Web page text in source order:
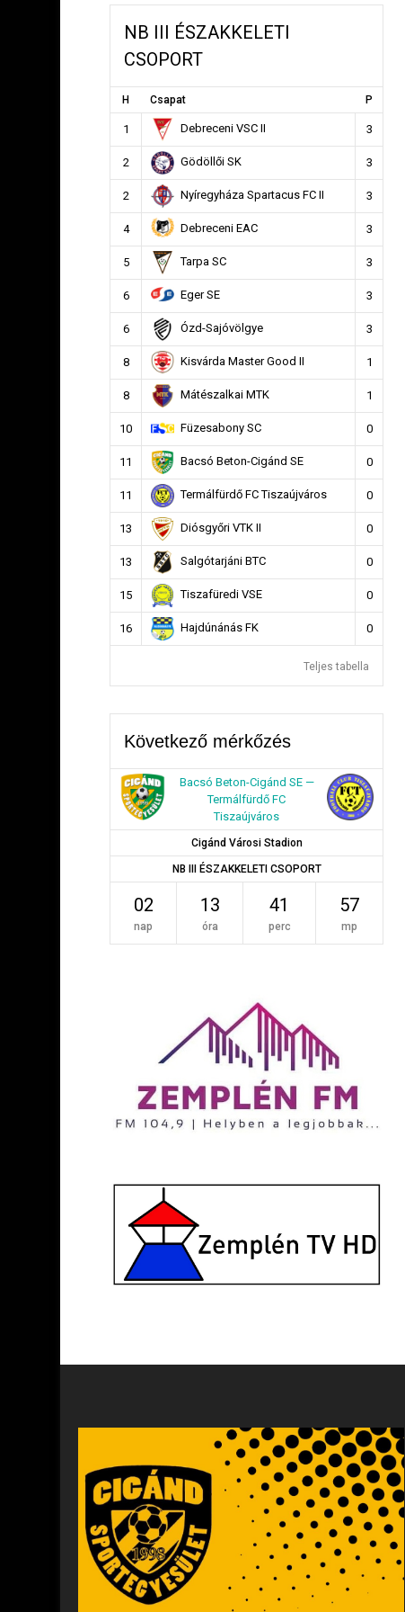
NB III ÉSZAKKELETI
CSOPORT
H Csapat P
1 Debreceni VSC II 3
2 Gödöllői SK 3
2 Nyíregyháza Spartacus FC II 3
4 Debreceni EAC 3
5 Tarpa SC 3
6 Eger SE 3
6 Ózd-Sajóvölgye 3
8 Kisvárda Master Good II 1
8 Mátészalkai MTK 1
10 Füzesabony SC 0
11 Bacsó Beton-Cigánd SE 0
11 Termálfürdő FC Tiszaújváros 0
13 Diósgyőri VTK II 0
13 Salgótarjáni BTC 0
15 Tiszafüredi VSE 0
16 Hajdúnánás FK 0
Teljes tabella
Következő mérkőzés
Bacsó Beton-Cigánd SE —
Termálfürdő FC
Tiszaújváros
Cigánd Városi Stadion
NB III ÉSZAKKELETI CSOPORT
02
nap
13
óra
41
perc
56
mp